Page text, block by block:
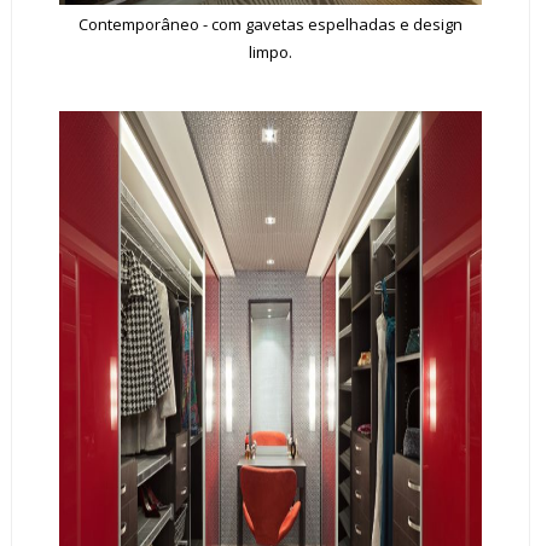
Contemporâneo - com gavetas espelhadas e design
limpo.